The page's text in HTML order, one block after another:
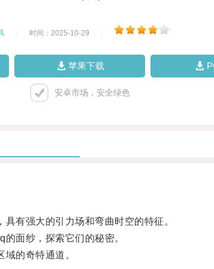
时间：2025-10-29
苹果下载
安卓市场，安全绿色
有强大的引力场和弯曲时空的特征。
面纱，探索它们的秘密。
的奇特通道。